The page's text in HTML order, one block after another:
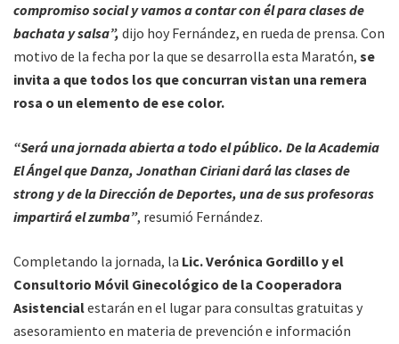
compromiso social y vamos a contar con él para clases de
bachata y salsa”, dijo hoy Fernández, en rueda de prensa. Con
motivo de la fecha por la que se desarrolla esta Maratón, se
invita a que todos los que concurran vistan una remera
rosa o un elemento de ese color.
“Será una jornada abierta a todo el público. De la Academia
El Ángel que Danza, Jonathan Ciriani dará las clases de
strong y de la Dirección de Deportes, una de sus profesoras
impartirá el zumba”, resumió Fernández.
Completando la jornada, la Lic. Verónica Gordillo y el
Consultorio Móvil Ginecológico de la Cooperadora
Asistencialestarán en el lugar para consultas gratuitas y
asesoramiento en materia de prevención e información